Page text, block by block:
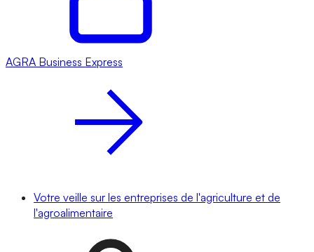
AGRA Business Express
Votre veille sur les entreprises de l'agriculture et de
l'agroalimentaire